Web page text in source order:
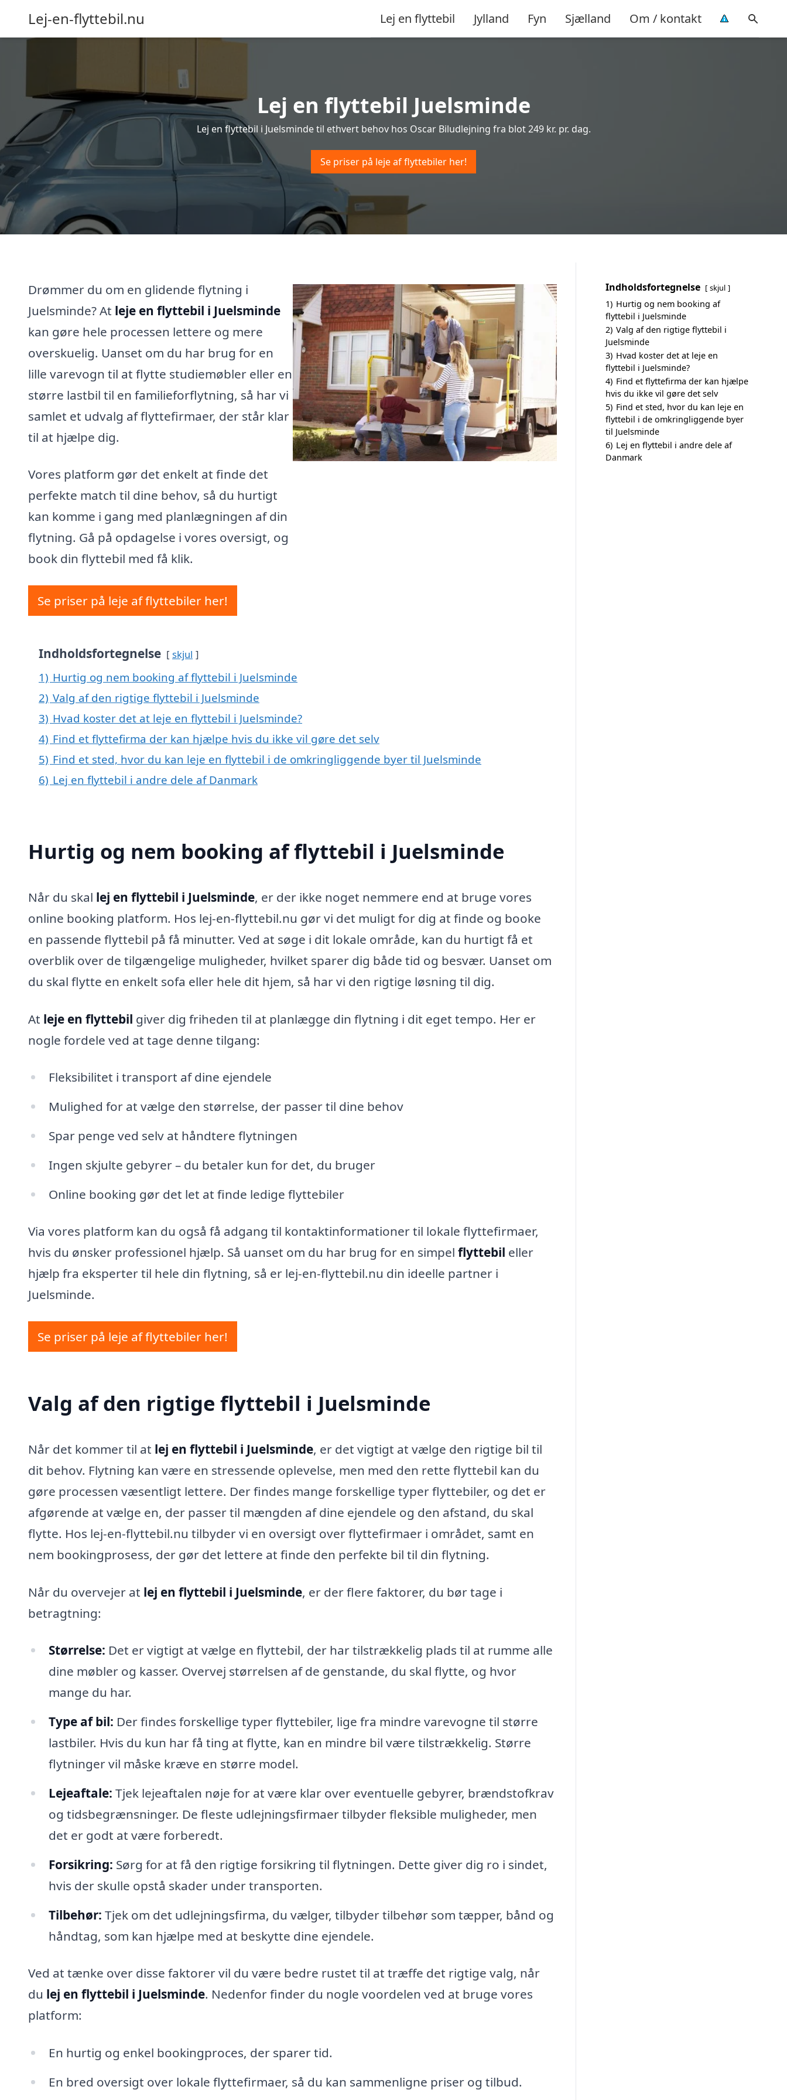
Lej-en-flyttebil.nu Lej en flyttebil Jylland Fyn Sjælland Om / kontakt
Lej en flyttebil Juelsminde
Lej en flyttebil i Juelsminde til ethvert behov hos Oscar Biludlejning fra blot 249 kr. pr. dag.
Se priser på leje af flyttebiler her!
Drømmer du om en glidende flytning i
Juelsminde? At leje en flyttebil i Juelsminde
kan gøre hele processen lettere og mere
overskuelig. Uanset om du har brug for en
lille varevogn til at flytte studiemøbler eller en
større lastbil til en familieforflytning, så har vi
samlet et udvalg af flyttefirmaer, der står klar
til at hjælpe dig.
Vores platform gør det enkelt at finde det
perfekte match til dine behov, så du hurtigt
kan komme i gang med planlægningen af din
flytning. Gå på opdagelse i vores oversigt, og
book din flyttebil med få klik.
Se priser på leje af flyttebiler her!
Indholdsfortegnelse skjul
1) Hurtig og nem booking af flyttebil i Juelsminde
2) Valg af den rigtige flyttebil i Juelsminde
3) Hvad koster det at leje en flyttebil i Juelsminde?
4) Find et flyttefirma der kan hjælpe hvis du ikke vil gøre det selv
5) Find et sted, hvor du kan leje en flyttebil i de omkringliggende byer til Juelsminde
6) Lej en flyttebil i andre dele af Danmark
Hurtig og nem booking af flyttebil i Juelsminde
Når du skal lej en flyttebil i Juelsminde, er der ikke noget nemmere end at bruge vores
online booking platform. Hos lej-en-flyttebil.nu gør vi det muligt for dig at finde og booke
en passende flyttebil på få minutter. Ved at søge i dit lokale område, kan du hurtigt få et
overblik over de tilgængelige muligheder, hvilket sparer dig både tid og besvær. Uanset om
du skal flytte en enkelt sofa eller hele dit hjem, så har vi den rigtige løsning til dig.
At leje en flyttebil giver dig friheden til at planlægge din flytning i dit eget tempo. Her er
nogle fordele ved at tage denne tilgang:
Fleksibilitet i transport af dine ejendele
Mulighed for at vælge den størrelse, der passer til dine behov
Spar penge ved selv at håndtere flytningen
Ingen skjulte gebyrer – du betaler kun for det, du bruger
Online booking gør det let at finde ledige flyttebiler
Via vores platform kan du også få adgang til kontaktinformationer til lokale flyttefirmaer,
hvis du ønsker professionel hjælp. Så uanset om du har brug for en simpel flyttebil eller
hjælp fra eksperter til hele din flytning, så er lej-en-flyttebil.nu din ideelle partner i
Juelsminde.
Se priser på leje af flyttebiler her!
Valg af den rigtige flyttebil i Juelsminde
Når det kommer til at lej en flyttebil i Juelsminde, er det vigtigt at vælge den rigtige bil til
dit behov. Flytning kan være en stressende oplevelse, men med den rette flyttebil kan du
gøre processen væsentligt lettere. Der findes mange forskellige typer flyttebiler, og det er
afgørende at vælge en, der passer til mængden af dine ejendele og den afstand, du skal
flytte. Hos lej-en-flyttebil.nu tilbyder vi en oversigt over flyttefirmaer i området, samt en
nem bookingprosess, der gør det lettere at finde den perfekte bil til din flytning.
Når du overvejer at lej en flyttebil i Juelsminde, er der flere faktorer, du bør tage i
betragtning:
Størrelse: Det er vigtigt at vælge en flyttebil, der har tilstrækkelig plads til at rumme alle
dine møbler og kasser. Overvej størrelsen af de genstande, du skal flytte, og hvor
mange du har.
Type af bil: Der findes forskellige typer flyttebiler, lige fra mindre varevogne til større
lastbiler. Hvis du kun har få ting at flytte, kan en mindre bil være tilstrækkelig. Større
flytninger vil måske kræve en større model.
Lejeaftale: Tjek lejeaftalen nøje for at være klar over eventuelle gebyrer, brændstofkrav
og tidsbegrænsninger. De fleste udlejningsfirmaer tilbyder fleksible muligheder, men
det er godt at være forberedt.
Forsikring: Sørg for at få den rigtige forsikring til flytningen. Dette giver dig ro i sindet,
hvis der skulle opstå skader under transporten.
Tilbehør: Tjek om det udlejningsfirma, du vælger, tilbyder tilbehør som tæpper, bånd og
håndtag, som kan hjælpe med at beskytte dine ejendele.
Ved at tænke over disse faktorer vil du være bedre rustet til at træffe det rigtige valg, når
du lej en flyttebil i Juelsminde. Nedenfor finder du nogle voordelen ved at bruge vores
platform:
En hurtig og enkel bookingproces, der sparer tid.
En bred oversigt over lokale flyttefirmaer, så du kan sammenligne priser og tilbud.
Indholdsfortegnelse skjul
1) Hurtig og nem booking af
flyttebil i Juelsminde
2) Valg af den rigtige flyttebil i
Juelsminde
3) Hvad koster det at leje en
flyttebil i Juelsminde?
4) Find et flyttefirma der kan hjælpe
hvis du ikke vil gøre det selv
5) Find et sted, hvor du kan leje en
flyttebil i de omkringliggende byer
til Juelsminde
6) Lej en flyttebil i andre dele af
Danmark